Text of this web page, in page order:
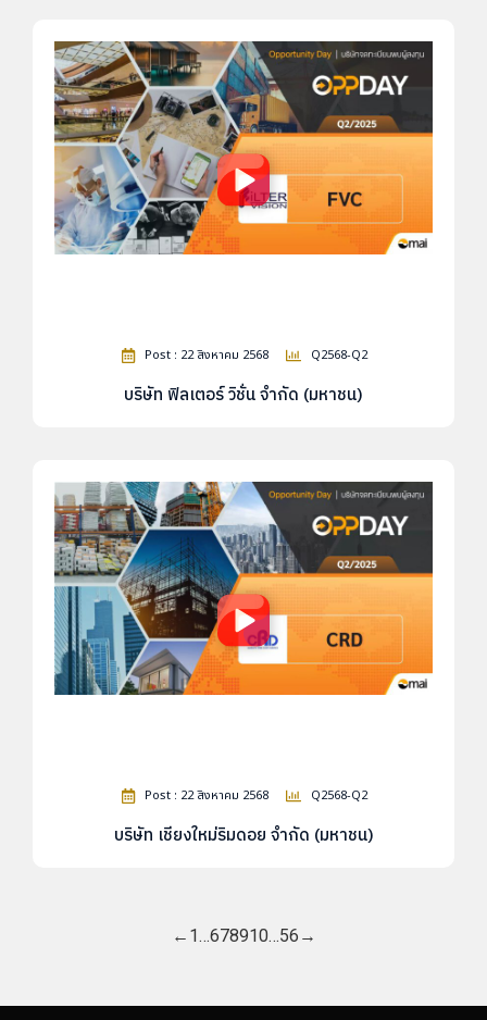
Post : 22 สิงหาคม 2568 Q2568-Q2
บริษัท ฟิลเตอร์ วิชั่น จำกัด (มหาชน)
Post : 22 สิงหาคม 2568 Q2568-Q2
บริษัท เชียงใหม่ริมดอย จำกัด (มหาชน)
← 1…678910…56 →